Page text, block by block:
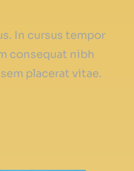
In cursus tempor
consequat nibh
placerat vitae.